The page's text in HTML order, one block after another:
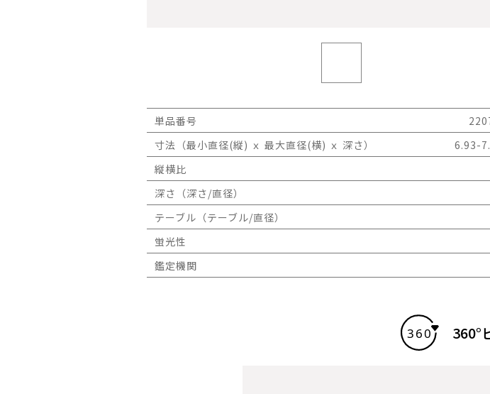
単品番号
寸法（最小直径(縦) ｘ 最大直径(横) ｘ 深さ）
6.93-
縦横比
深さ（深さ/直径）
テーブル（テーブル/直径）
蛍光性
鑑定機関
360°